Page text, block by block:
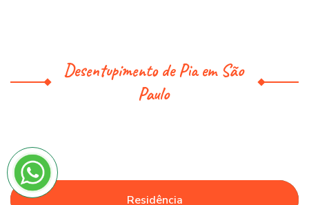
Desentupimento de Pia em São
Paulo
Residência